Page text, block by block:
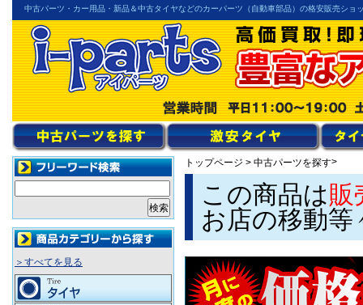
中古パーツ・カー用品・新品＆中古タイヤなどのカーパーツ（自動車部品）の格安販売ショ
トップページ > 中古パーツを探す>
この商品は販
お店の移動
＞すべてを見る